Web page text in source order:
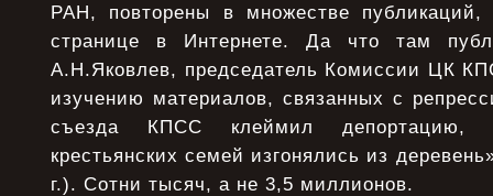
РАН, повторены в множестве публикаций,
странице в Интернете. Да что там
А.Н.Яковлев, председатель Комиссии ЦК
изучению материалов, связанных с
съезда КПСС клеймил депортацию,
крестьянских семей изгонялись из
г.). Сотни тысяч, а не 3,5 миллионов.